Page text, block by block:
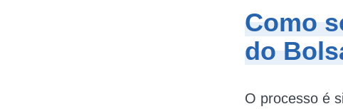
Como
do
O processo é